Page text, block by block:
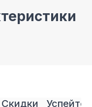
Скидки Успейте